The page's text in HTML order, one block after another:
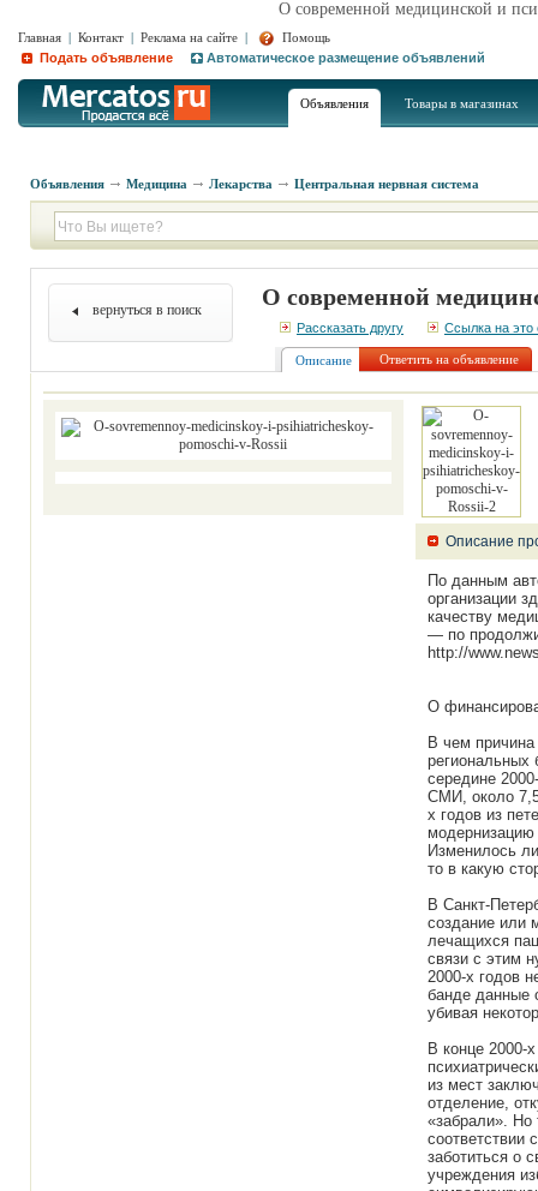
О современной медицинской и
Главная | Контакт | Реклама на сайте |
Помощь
Подать объявление
Автоматическое размещение объявлений
Объявления Товары в магазинах
Объявления Медицина Лекарства Центральная нервная система
вернуться в поиск О современной
Рассказать другу Ссылка на это
Описание Ответить на объявление
Описание
По данным
организации
качеству
— по
http://
О
В чем
середине
СМИ, около 7,5
х годов из
модернизацию
Изменилось
то в какую
В Санкт-
создание или
лечащихся
связи с этим
2000-х годов
банде данные
убивая
В конце 2000-
из мест
отделение,
«забрали». Но
соответствии
заботиться о
учреждения